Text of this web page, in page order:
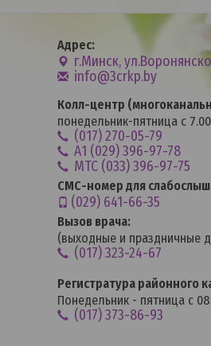
Адрес:
г.Минск,
info@3crkp.by
Колл-центр
понедельник-пятница с
(017) 270-05-79
А1 (029) 396-97-78
MTC (033) 396-97-75
СМС-номер для
(029) 641-66-35
Вызов врача:
(выходные и праздничные
(017) 323-24-67
Регистратура районного
Понедельник - пятница с
(017) 373-86-93